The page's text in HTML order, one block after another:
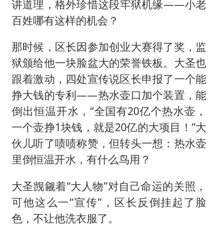
讲道理，格外珍惜这段牢狱机缘——小老
百姓哪有这样的机会？
那时候，区长因参加创业大赛得了奖，监
狱颁给他一块脸盆大的荣誉铁板。大圣也
跟着激动，四处宣传说区长申报了一个能
挣大钱的专利——热水壶口加个装置，能
倒出恒温开水，“全国有20亿个热水壶，
一个壶挣1块钱，就是20亿的大项目！”大
伙儿听了啧啧称赞，但转头一想：热水壶
里倒恒温开水，有什么鸟用？
大圣觊觎着“大人物”对自己命运的关照，
可他这么一“宣传”，区长反倒挂起了脸
色，不让他洗衣服了。